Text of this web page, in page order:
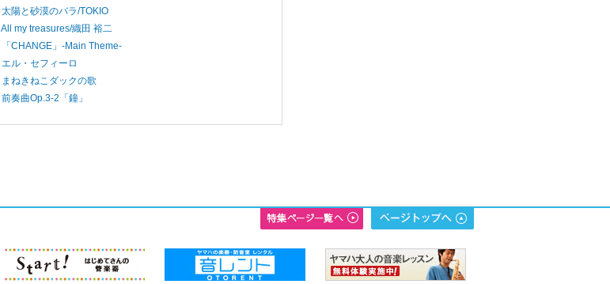
太陽と砂漠のバラ/TOKIO
All my treasures/織田 裕二
「CHANGE」-Main Theme-
エル・セフィーロ
まねきねこダックの歌
前奏曲Op.3-2「鐘」